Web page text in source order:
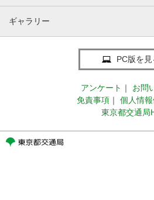
ギャラリー
PC版を見
アンケート ｜
お問
免責事項 ｜
個人情
東京都交通局